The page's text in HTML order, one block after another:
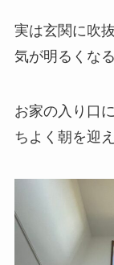
実は玄関に吹
気が明るくな
お家の入り口
ちよく朝を迎